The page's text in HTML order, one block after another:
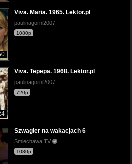
Viva. Maria. 1965. Lektor.pl
paulinagorni2007
1080p
Viva. Tepepa. 1968. Lektor.pl
paulinagorni2007
720p
Szwagier na wakacjach 6
Śmiechawa TV
1080p